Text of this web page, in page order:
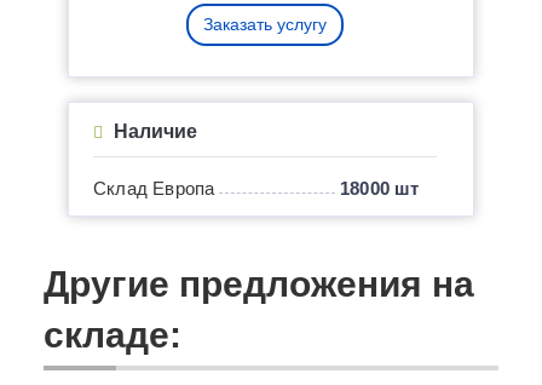
Заказать услугу
Наличие
Склад Европа 18000 шт
Другие предложения на
складе: